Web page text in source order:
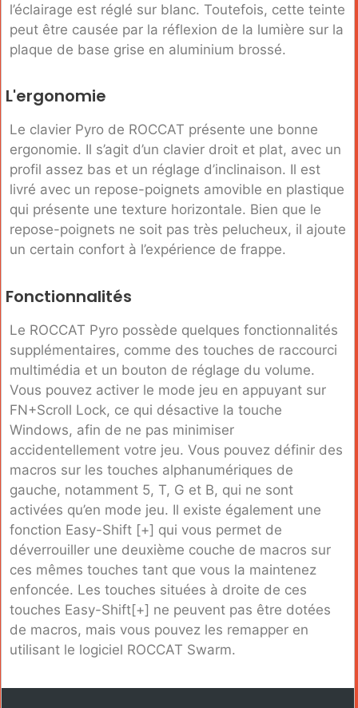
l’éclairage est réglé sur blanc. Toutefois, cette teinte
peut être causée par la réflexion de la lumière sur la
plaque de base grise en aluminium brossé.
L'ergonomie
Le clavier Pyro de ROCCAT présente une bonne
ergonomie. Il s’agit d’un clavier droit et plat, avec un
profil assez bas et un réglage d’inclinaison. Il est
livré avec un repose-poignets amovible en plastique
qui présente une texture horizontale. Bien que le
repose-poignets ne soit pas très pelucheux, il ajoute
un certain confort à l’expérience de frappe.
Fonctionnalités
Le ROCCAT Pyro possède quelques fonctionnalités
supplémentaires, comme des touches de raccourci
multimédia et un bouton de réglage du volume.
Vous pouvez activer le mode jeu en appuyant sur
FN+Scroll Lock, ce qui désactive la touche
Windows, afin de ne pas minimiser
accidentellement votre jeu. Vous pouvez définir des
macros sur les touches alphanumériques de
gauche, notamment 5, T, G et B, qui ne sont
activées qu’en mode jeu. Il existe également une
fonction Easy-Shift [+] qui vous permet de
déverrouiller une deuxième couche de macros sur
ces mêmes touches tant que vous la maintenez
enfoncée. Les touches situées à droite de ces
touches Easy-Shift[+] ne peuvent pas être dotées
de macros, mais vous pouvez les remapper en
utilisant le logiciel ROCCAT Swarm.